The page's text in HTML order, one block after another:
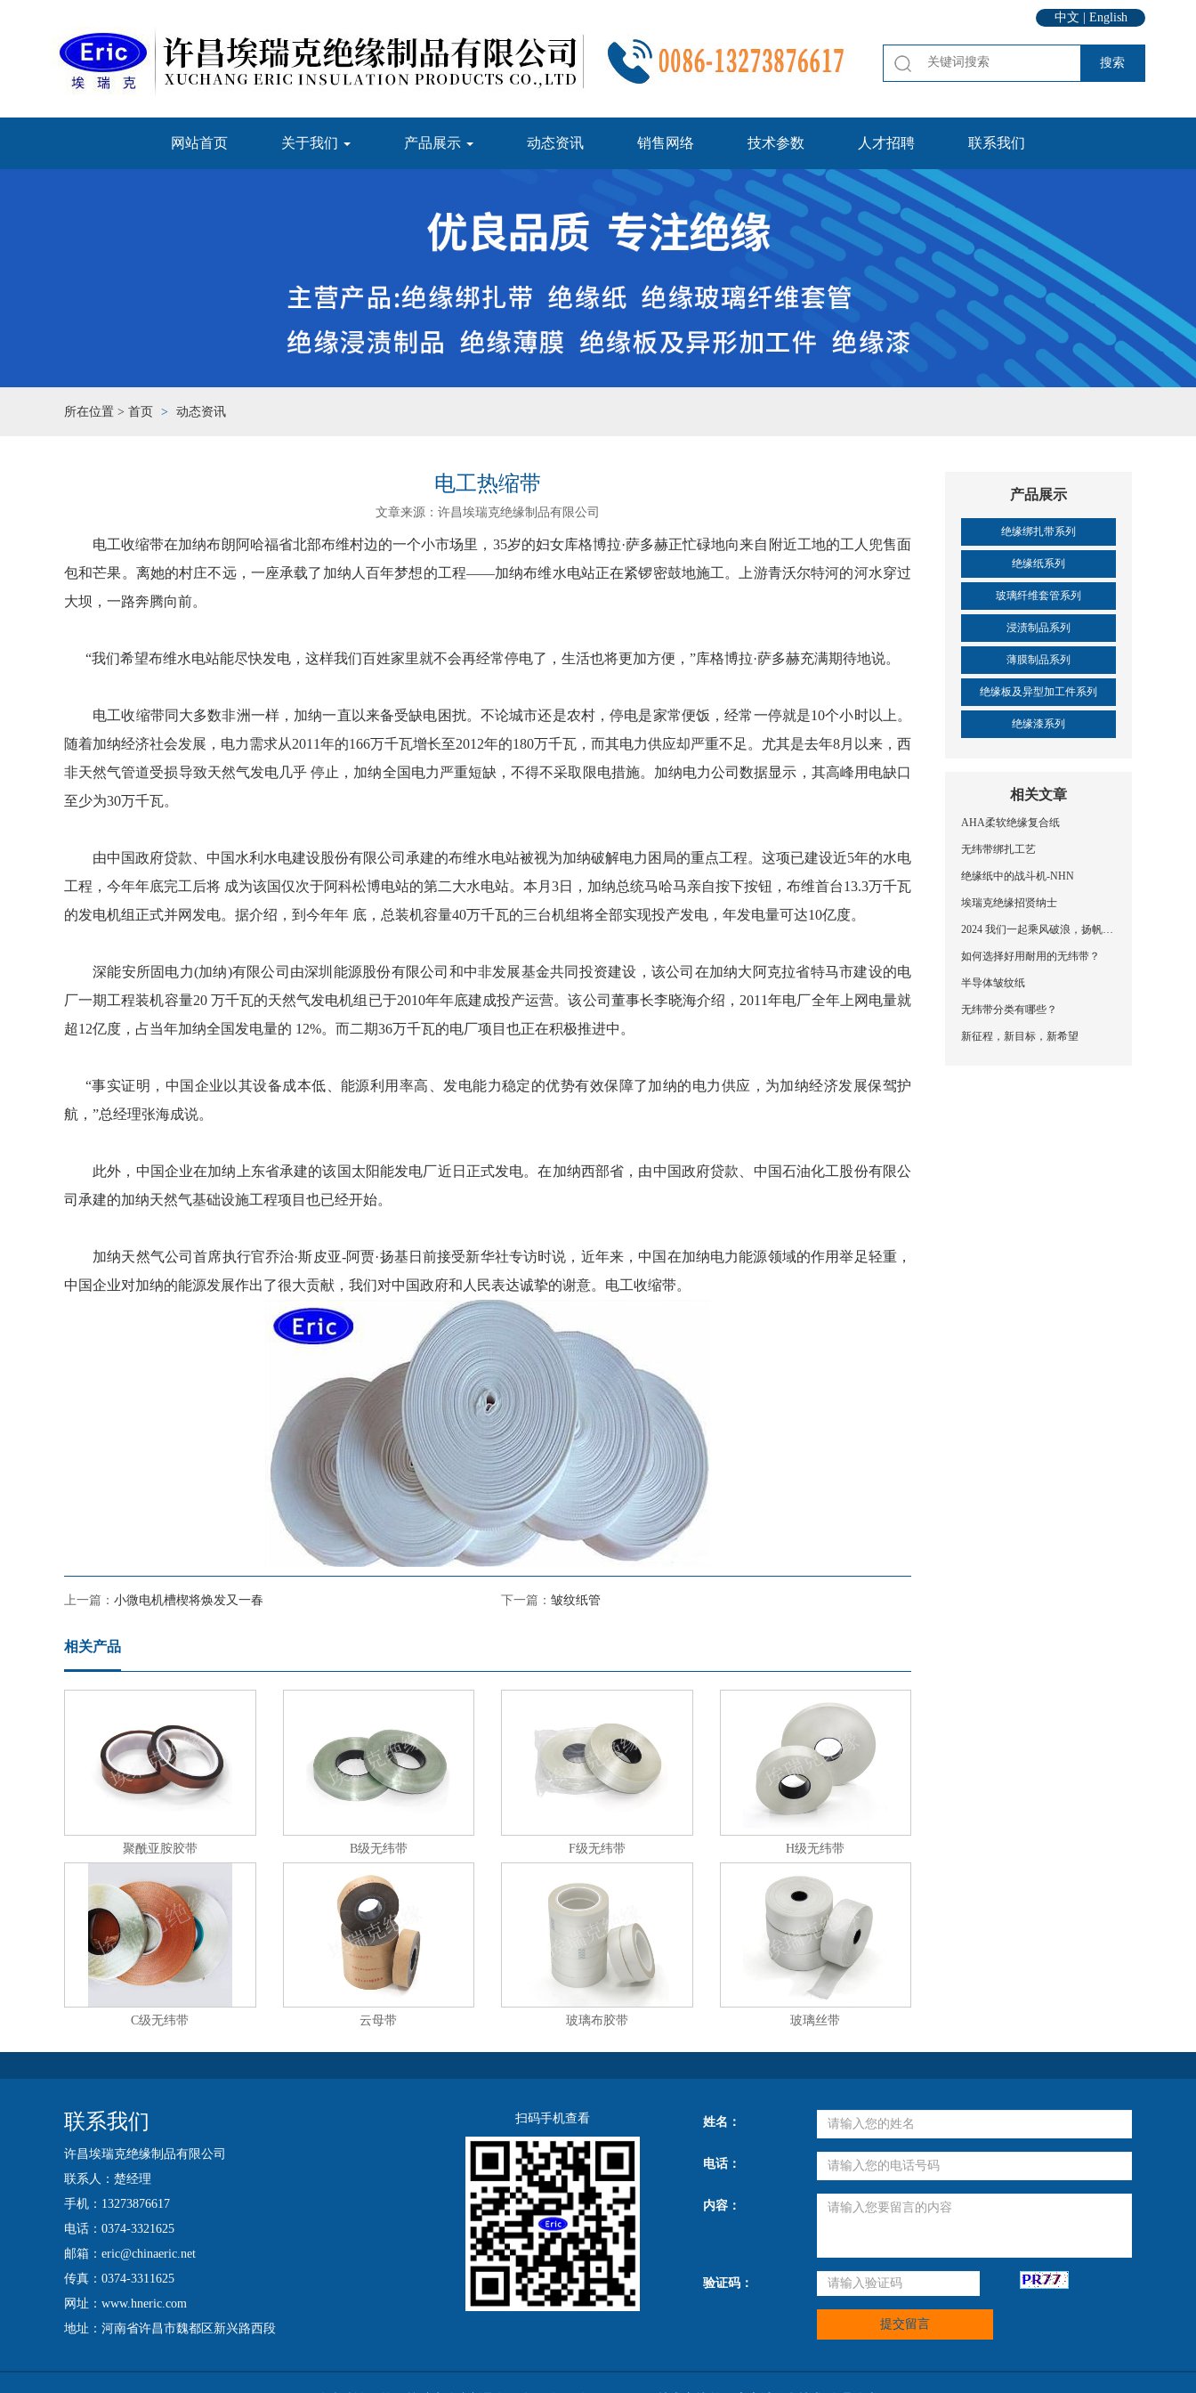
中文 English
网站首页 关于我们 产品展示 动态资讯 销售网络 技术参数 人才招聘 联系我们
所在位置 > 首页 动态资讯
产品展示
绝缘绑扎带系列
绝缘纸系列
玻璃纤维套管系列
浸渍制品系列
薄膜制品系列
绝缘板及异型加工件系列
绝缘漆系列
相关文章
AHA柔软绝缘复合纸
无纬带绑扎工艺
绝缘纸中的战斗机-NHN
埃瑞克绝缘招贤纳士
2024 我们一起乘风破浪，扬帆起航，再创辉煌！
如何选择好用耐用的无纬带？
半导体皱纹纸
无纬带分类有哪些？
新征程，新目标，新希望
电工热缩带
文章来源：许昌埃瑞克绝缘制品有限公司
电工收缩带在加纳布朗阿哈福省北部布维村边的一个小市场里，35岁的妇女库格博拉·萨多赫正忙碌地向来自附近工地的工人兜售面
包和芒果。离她的村庄不远，一座承载了加纳人百年梦想的工程——加纳布维水电站正在紧锣密鼓地施工。上游青沃尔特河的河水穿过
大坝，一路奔腾向前。
“我们希望布维水电站能尽快发电，这样我们百姓家里就不会再经常停电了，生活也将更加方便，”库格博拉·萨多赫充满期待地说。
电工收缩带同大多数非洲一样，加纳一直以来备受缺电困扰。不论城市还是农村，停电是家常便饭，经常一停就是10个小时以上。
随着加纳经济社会发展，电力需求从2011年的166万千瓦增长至2012年的180万千瓦，而其电力供应却严重不足。尤其是去年8月以来，西
非天然气管道受损导致天然气发电几乎 停止，加纳全国电力严重短缺，不得不采取限电措施。加纳电力公司数据显示，其高峰用电缺口
至少为30万千瓦。
由中国政府贷款、中国水利水电建设股份有限公司承建的布维水电站被视为加纳破解电力困局的重点工程。这项已建设近5年的水电
工程，今年年底完工后将 成为该国仅次于阿科松博电站的第二大水电站。本月3日，加纳总统马哈马亲自按下按钮，布维首台13.3万千瓦
的发电机组正式并网发电。据介绍，到今年年 底，总装机容量40万千瓦的三台机组将全部实现投产发电，年发电量可达10亿度。
深能安所固电力(加纳)有限公司由深圳能源股份有限公司和中非发展基金共同投资建设，该公司在加纳大阿克拉省特马市建设的电
厂一期工程装机容量20 万千瓦的天然气发电机组已于2010年年底建成投产运营。该公司董事长李晓海介绍，2011年电厂全年上网电量就
超12亿度，占当年加纳全国发电量的 12%。而二期36万千瓦的电厂项目也正在积极推进中。
“事实证明，中国企业以其设备成本低、能源利用率高、发电能力稳定的优势有效保障了加纳的电力供应，为加纳经济发展保驾护
航，”总经理张海成说。
此外，中国企业在加纳上东省承建的该国太阳能发电厂近日正式发电。在加纳西部省，由中国政府贷款、中国石油化工股份有限公
司承建的加纳天然气基础设施工程项目也已经开始。
加纳天然气公司首席执行官乔治·斯皮亚-阿贾·扬基日前接受新华社专访时说，近年来，中国在加纳电力能源领域的作用举足轻重，
中国企业对加纳的能源发展作出了很大贡献，我们对中国政府和人民表达诚挚的谢意。电工收缩带。
上一篇： 小微电机槽楔将焕发又一春 下一篇： 皱纹纸管
相关产品
聚酰亚胺胶带 B级无纬带 F级无纬带 H级无纬带
C级无纬带 云母带 玻璃布胶带 玻璃丝带
联系我们
许昌埃瑞克绝缘制品有限公司
联系人：楚经理
手机：13273876617
电话：0374-3321625
邮箱：eric@chinaeric.net
传真：0374-3311625
网址：www.hneric.com
地址：河南省许昌市魏都区新兴路西段
扫码手机查看 姓名：
电话：
内容：
验证码：
提交留言